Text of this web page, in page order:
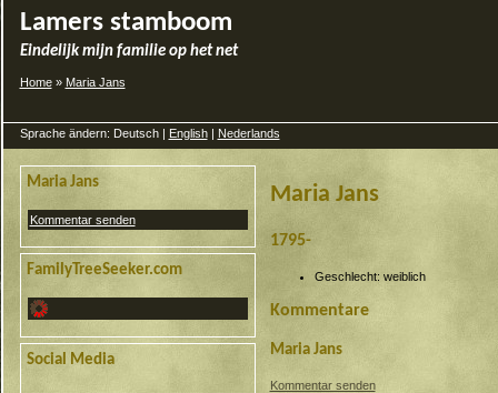
Lamers stamboom
Eindelijk mijn familie op het net
Home» Maria Jans
Sprache ändern: Deutsch | English| Nederlands
Maria Jans
Kommentar senden
FamilyTreeSeeker.com
Social Media
Maria Jans
1795-
Geschlecht: weiblich
Kommentare
Maria Jans
Kommentar senden